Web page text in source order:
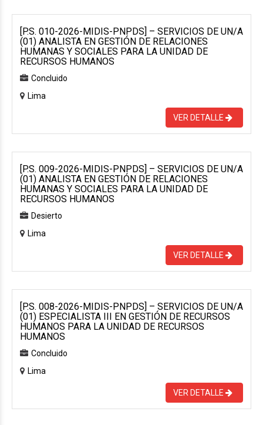
[P.S. 010-2026-MIDIS-PNPDS] – SERVICIOS DE UN/A
(01) ANALISTA EN GESTIÓN DE RELACIONES
HUMANAS Y SOCIALES PARA LA UNIDAD DE
RECURSOS HUMANOS
Concluido
Lima
VER DETALLE
[P.S. 009-2026-MIDIS-PNPDS] – SERVICIOS DE UN/A
(01) ANALISTA EN GESTIÓN DE RELACIONES
HUMANAS Y SOCIALES PARA LA UNIDAD DE
RECURSOS HUMANOS
Desierto
Lima
VER DETALLE
[P.S. 008-2026-MIDIS-PNPDS] – SERVICIOS DE UN/A
(01) ESPECIALISTA III EN GESTIÓN DE RECURSOS
HUMANOS PARA LA UNIDAD DE RECURSOS
HUMANOS
Concluido
Lima
VER DETALLE